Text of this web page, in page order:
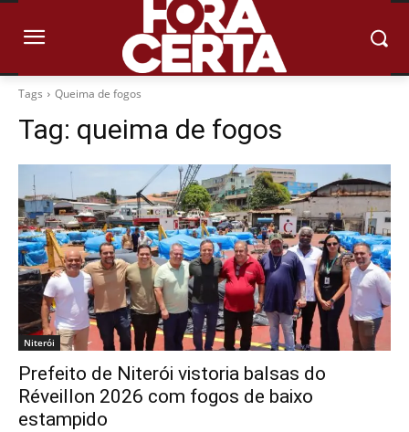
Tags Queima de fogos
Tag: queima de fogos
Niterói
Prefeito de Niterói vistoria balsas do
Réveillon 2026 com fogos de baixo
estampido